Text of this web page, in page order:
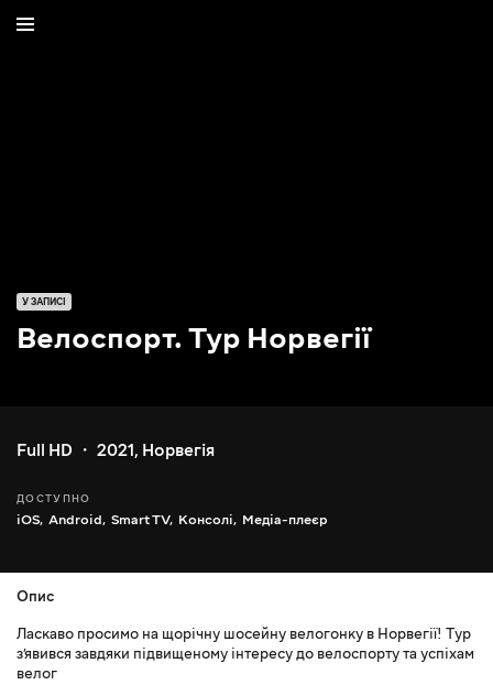
У ЗАПИСІ
Велоспорт. Тур Норвегії
Full HD 2021, Норвегія
ДОСТУПНО
iOS, Android, Smart TV, Консолі, Медіа-плеєр
Опис
Ласкаво просимо на щорічну шосейну велогонку в Норвегії! Тур
з’явився завдяки підвищеному інтересу до велоспорту та успіхам
велог